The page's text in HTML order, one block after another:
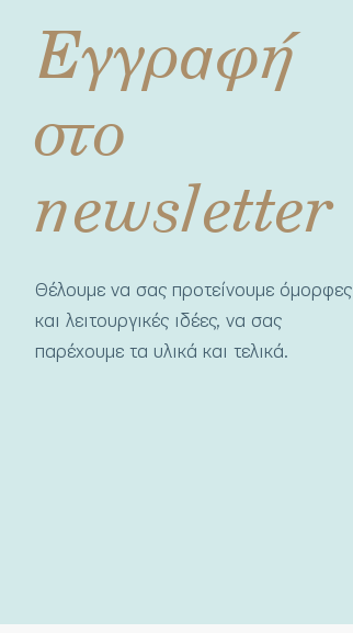
Εγγραφή
στο
newsletter
Θέλουμε να σας προτείνουμε όμορφες
και λειτουργικές ιδέες, να σας
παρέχουμε τα υλικά και τελικά.